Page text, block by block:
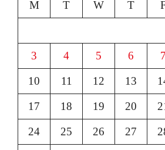
M
T W T
3 4 5 6 7
10 11 12 13
17 18 19 20
24 25 26 27